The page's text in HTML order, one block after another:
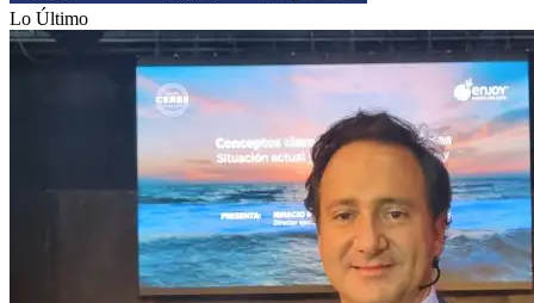
Lo Último